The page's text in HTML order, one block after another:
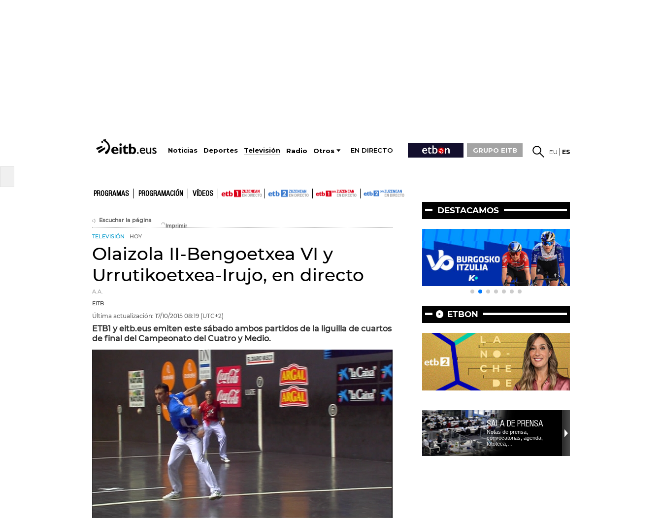
Noticias Deportes Televisión Radio Otros EN DIRECTO GRUPO EITB EU ES
PROGRAMAS PROGRAMACIÓN VÍDEOS
Escuchar la página
TELEVISIÓN HOY
Olaizola II-Bengoetxea VI y
Urrutikoetxea-Irujo, en directo
A.A.
EITB
Última actualización: 17/10/2015 08:19 (UTC+2)
ETB1 y eitb.eus emiten este sábado ambos partidos de la liguilla de cuartos
de final del Campeonato del Cuatro y Medio.
DESTACAMOS
ETBON
SALA DE PRENSA
Notas de prensa,
convocatorias, agenda,
fototeca,…